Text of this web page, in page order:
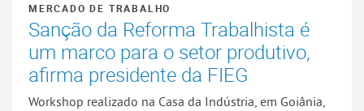
MERCADO DE TRABALHO
Sanção da Reforma Trabalhista é
um marco para o setor produtivo,
afirma presidente da FIEG
Workshop realizado na Casa da Indústria, em Goiânia,